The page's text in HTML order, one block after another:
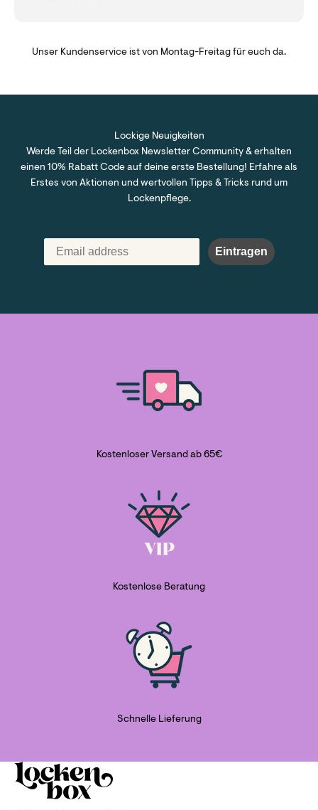
Unser Kundenservice ist von Montag-Freitag für euch da.
Lockige Neuigkeiten
Werde Teil der Lockenbox Newsletter Community & erhalten
einen 10% Rabatt Code auf deine erste Bestellung! Erfahre als
Erstes von Aktionen und wertvollen Tipps & Tricks rund um
Lockenpflege.
Eintragen
Kostenloser Versand ab 65€
Kostenlose Beratung
Schnelle Lieferung